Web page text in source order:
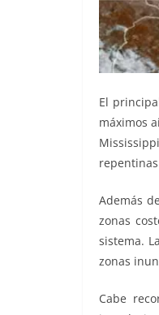
El
máximos
Además
zonas
sistema.
zonas
Cabe